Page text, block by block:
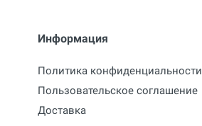
Информация
Политика конфиденциальности
Пользовательское соглашение
Доставка